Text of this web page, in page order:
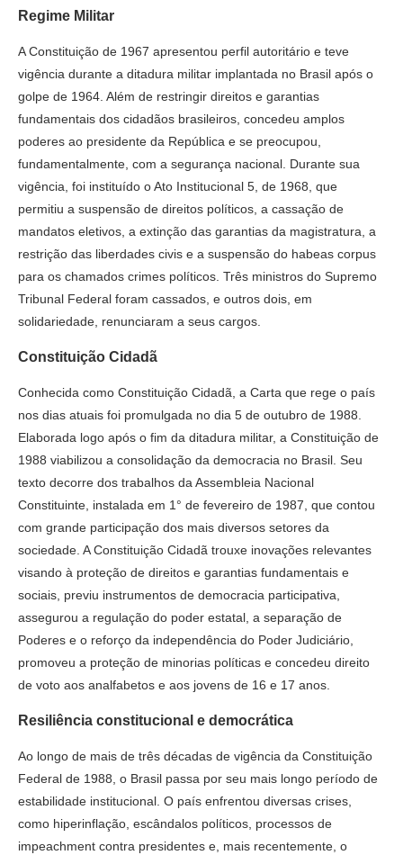
Regime Militar
A Constituição de 1967 apresentou perfil autoritário e teve
vigência durante a ditadura militar implantada no Brasil após o
golpe de 1964. Além de restringir direitos e garantias
fundamentais dos cidadãos brasileiros, concedeu amplos
poderes ao presidente da República e se preocupou,
fundamentalmente, com a segurança nacional. Durante sua
vigência, foi instituído o Ato Institucional 5, de 1968, que
permitiu a suspensão de direitos políticos, a cassação de
mandatos eletivos, a extinção das garantias da magistratura, a
restrição das liberdades civis e a suspensão do habeas corpus
para os chamados crimes políticos. Três ministros do Supremo
Tribunal Federal foram cassados, e outros dois, em
solidariedade, renunciaram a seus cargos.
Constituição Cidadã
Conhecida como Constituição Cidadã, a Carta que rege o país
nos dias atuais foi promulgada no dia 5 de outubro de 1988.
Elaborada logo após o fim da ditadura militar, a Constituição de
1988 viabilizou a consolidação da democracia no Brasil. Seu
texto decorre dos trabalhos da Assembleia Nacional
Constituinte, instalada em 1° de fevereiro de 1987, que contou
com grande participação dos mais diversos setores da
sociedade. A Constituição Cidadã trouxe inovações relevantes
visando à proteção de direitos e garantias fundamentais e
sociais, previu instrumentos de democracia participativa,
assegurou a regulação do poder estatal, a separação de
Poderes e o reforço da independência do Poder Judiciário,
promoveu a proteção de minorias políticas e concedeu direito
de voto aos analfabetos e aos jovens de 16 e 17 anos.
Resiliência constitucional e democrática
Ao longo de mais de três décadas de vigência da Constituição
Federal de 1988, o Brasil passa por seu mais longo período de
estabilidade institucional. O país enfrentou diversas crises,
como hiperinflação, escândalos políticos, processos de
impeachment contra presidentes e, mais recentemente, o